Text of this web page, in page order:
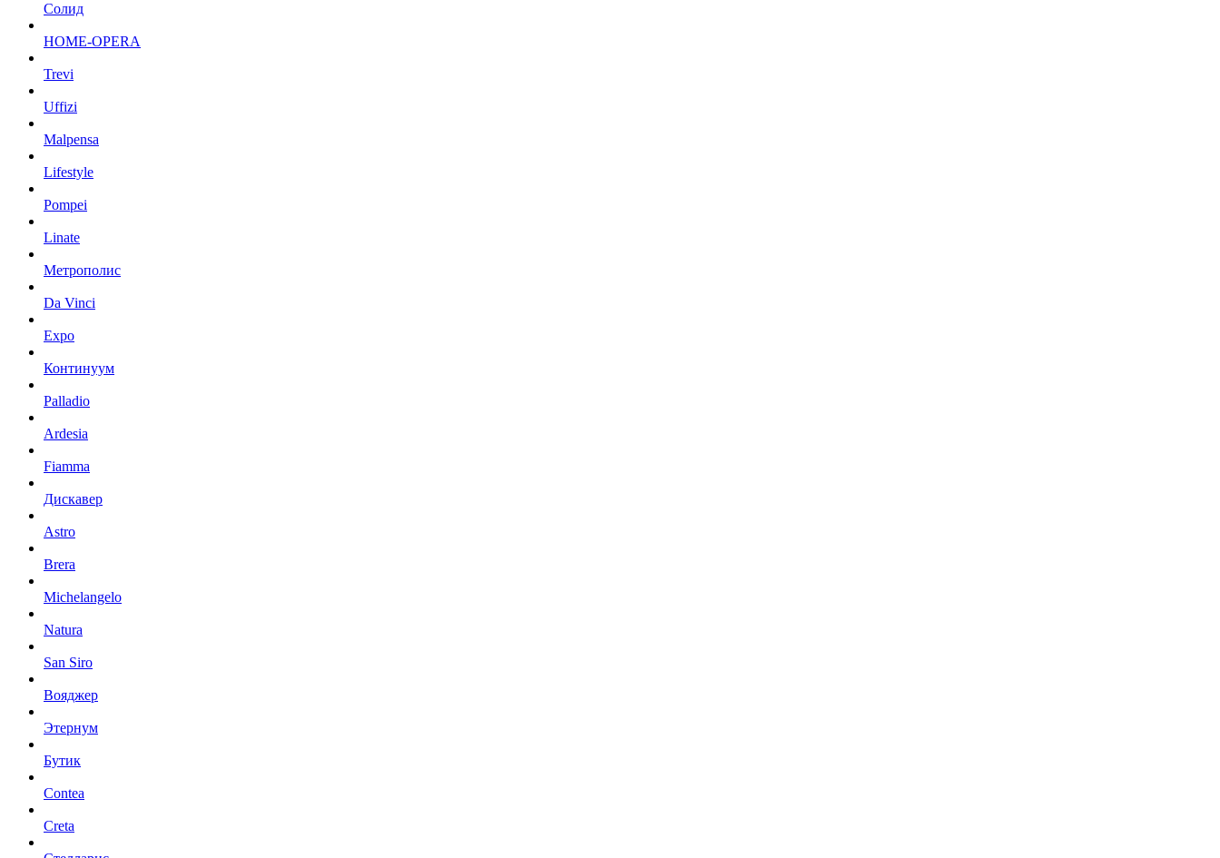
Солид
HOME-OPERA
Trevi
Uffizi
Malpensa
Lifestyle
Pompei
Linate
Метрополис
Da Vinci
Expo
Континуум
Palladio
Ardesia
Fiamma
Дискавер
Astro
Brera
Michelangelo
Natura
San Siro
Вояджер
Этернум
Бутик
Contea
Creta